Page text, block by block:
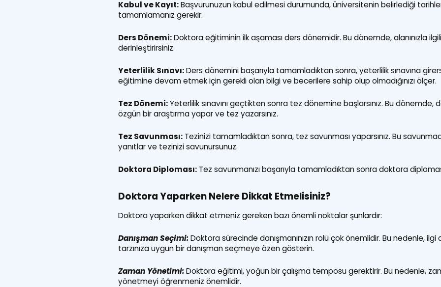
Kabul ve Kayıt:Başvurunuzun kabul edilmesi durumunda, üniversitenin belirlediği
tamamlamanız gerekir.
Ders Dönemi:Doktora eğitiminin ilk aşaması ders dönemidir. Bu dönemde, alanınızla
derinleştirirsiniz.
Yeterlilik Sınavı:Ders dönemini başarıyla tamamladıktan sonra, yeterlilik sınavına
eğitimine devam etmek için gerekli olan bilgi ve becerilere sahip olup olmadığınızı ölçer.
Tez Dönemi:Yeterlilik sınavını geçtikten sonra tez dönemine başlarsınız. Bu dönemde,
özgün bir araştırma yapar ve tez yazarsınız.
Tez Savunması: Tezinizi tamamladıktan sonra, tez savunması yaparsınız. Bu
yanıtlar ve tezinizi savunursunuz.
Doktora Diploması: Tez savunmanızı başarıyla tamamladıktan sonra doktora
Doktora Yaparken Nelere Dikkat Etmelisiniz?
Doktora yaparken dikkat etmeniz gereken bazı önemli noktalar şunlardır:
Danışman Seçimi:Doktora sürecinde danışmanınızın rolü çok önemlidir. Bu nedenle, ilgi
tarzınıza uygun bir danışman seçmeye özen gösterin.
Zaman Yönetimi:Doktora eğitimi, yoğun bir çalışma temposu gerektirir. Bu nedenle,
yönetmeyi öğrenmeniz önemlidir.